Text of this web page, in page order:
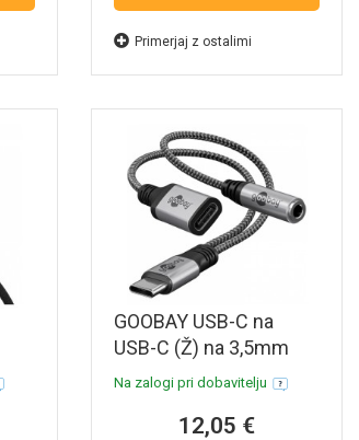
Primerjaj z ostalimi
GOOBAY USB-C na
USB-C (Ž) na 3,5mm
AUX adapter
Na zalogi pri dobavitelju
12,05 €